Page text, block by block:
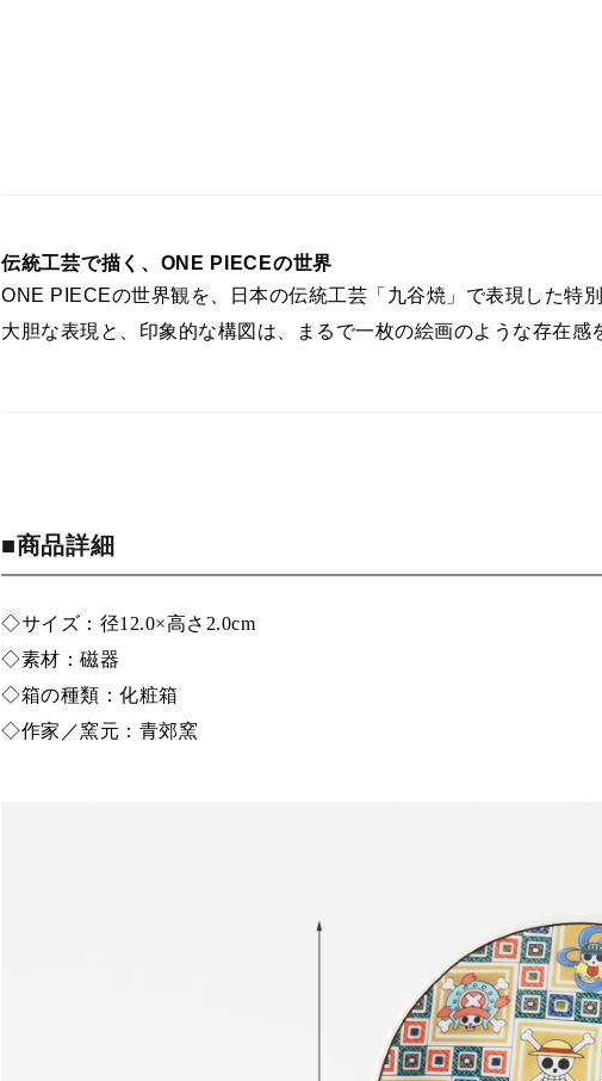
伝統工芸で描く、ONE PIECEの世界
ONE PIECEの世界観を、日本の伝統工芸「九谷焼」で表現した特
大胆な表現と、印象的な構図は、まるで一枚の絵画のような存在感
■商品詳細
◇サイズ：径12.0×高さ2.0cm
◇素材：磁器
◇箱の種類：化粧箱
◇作家／窯元：青郊窯